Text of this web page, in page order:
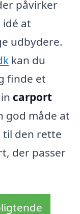
påvirker
at
udbydere.
kan du
finde et
carport
god måde at
til den rette
der passer